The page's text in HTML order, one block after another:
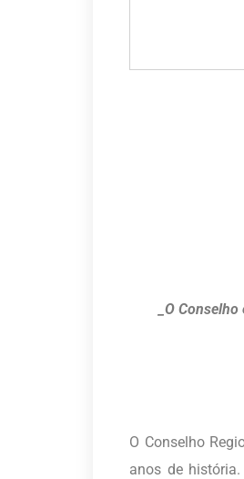
_O
O Conselho
anos de